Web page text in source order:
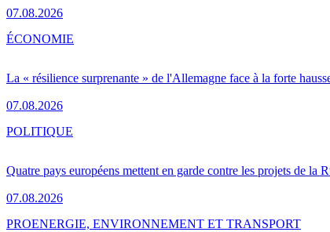
07.08.2026
La « résilience surprenante » de l'Allemagne face à la forte
07.08.2026
ÉCONOMIE
Quatre pays européens mettent en garde contre les projets de la
07.08.2026
POLITIQUE
PROENERGIE, ENVIRONNEMENT ET TRANSPORT